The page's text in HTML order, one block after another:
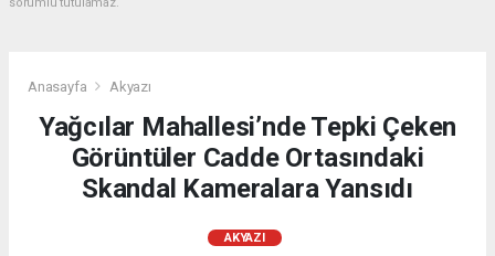
Anasayfa Akyazı
Yağcılar Mahallesi’nde Tepki Çeken
Görüntüler Cadde Ortasındaki
Skandal Kameralara Yansıdı
AKYAZI